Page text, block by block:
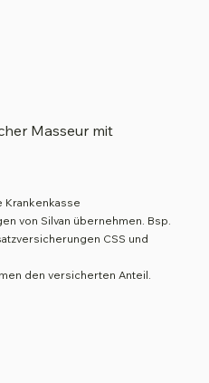
Masseur mit
Krankenkasse
von Silvan übernehmen. Bsp.
CSS und
den versicherten Anteil.